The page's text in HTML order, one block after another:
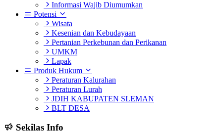
Informasi Wajib Diumumkan
Potensi
Wisata
Kesenian dan Kebudayaan
Pertanian Perkebunan dan Perikanan
UMKM
Lapak
Produk Hukum
Peraturan Kalurahan
Peraturan Lurah
JDIH KABUPATEN SLEMAN
BLT DESA
Sekilas Info